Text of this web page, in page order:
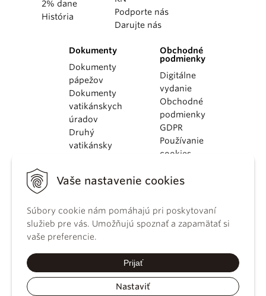
Vaše nastavenie cookies
Súbory cookie nám pomáhajú pri poskytovaní
služieb pre vás. Umožňujú spoznať a zapamätať si
vaše preferencie.
Prijať
Nastaviť
2% dane
História
Podporte nás
Darujte nás
Dokumenty
Dokumenty
pápežov
Dokumenty
vatikánskych
úradov
Druhý
vatikánsky
KBS
kánonického
práva
Katechizmus
Obchodné
podmienky
Digitálne
vydanie
Obchodné
podmienky
GDPR
Používanie
cookies